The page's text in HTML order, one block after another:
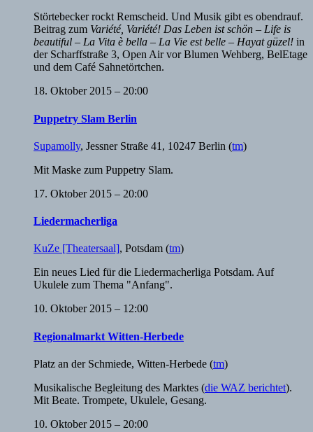
Störtebecker rockt Remscheid. Und Musik gibt es obendrauf.
Beitrag zum Variété, Variété! Das Leben ist schön – Life is
beautiful – La Vita è bella – La Vie est belle – Hayat güzel! in
der Scharffstraße 3, Open Air vor Blumen Wehberg, BelEtage
und dem Café Sahnetörtchen.
18. Oktober 2015 – 20:00
Puppetry Slam Berlin
Supamolly, Jessner Straße 41, 10247 Berlin (tm)
Mit Maske zum Puppetry Slam.
17. Oktober 2015 – 20:00
Liedermacherliga
KuZe [Theatersaal], Potsdam (tm)
Ein neues Lied für die Liedermacherliga Potsdam. Auf
Ukulele zum Thema "Anfang".
10. Oktober 2015 – 12:00
Regionalmarkt Witten-Herbede
Platz an der Schmiede, Witten-Herbede (tm)
Musikalische Begleitung des Marktes (die WAZ berichtet).
Mit Beate. Trompete, Ukulele, Gesang.
10. Oktober 2015 – 20:00